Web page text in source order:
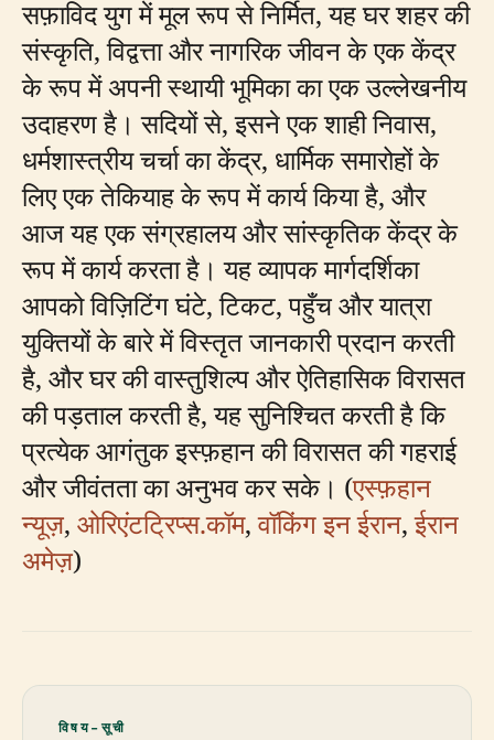
सफ़ाविद युग में मूल रूप से निर्मित, यह घर शहर की
संस्कृति, विद्वत्ता और नागरिक जीवन के एक केंद्र
के रूप में अपनी स्थायी भूमिका का एक उल्लेखनीय
उदाहरण है। सदियों से, इसने एक शाही निवास,
धर्मशास्त्रीय चर्चा का केंद्र, धार्मिक समारोहों के
लिए एक तेकियाह के रूप में कार्य किया है, और
आज यह एक संग्रहालय और सांस्कृतिक केंद्र के
रूप में कार्य करता है। यह व्यापक मार्गदर्शिका
आपको विज़िटिंग घंटे, टिकट, पहुँच और यात्रा
युक्तियों के बारे में विस्तृत जानकारी प्रदान करती
है, और घर की वास्तुशिल्प और ऐतिहासिक विरासत
की पड़ताल करती है, यह सुनिश्चित करती है कि
प्रत्येक आगंतुक इस्फ़हान की विरासत की गहराई
और जीवंतता का अनुभव कर सके। (एस्फ़हान
न्यूज़, ओरिएंटट्रिप्स.कॉम,वॉकिंग इन ईरान,ईरान
अमेज़)
विषय-सूची